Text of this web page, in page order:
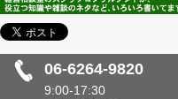
06-6264-9820
9:00-17:30